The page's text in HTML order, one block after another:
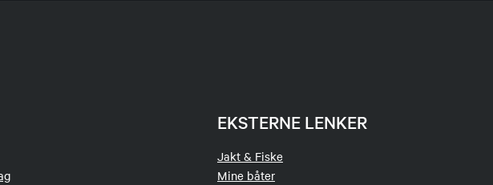
EKSTERNE LENKER
Jakt & Fiske
Mine båter